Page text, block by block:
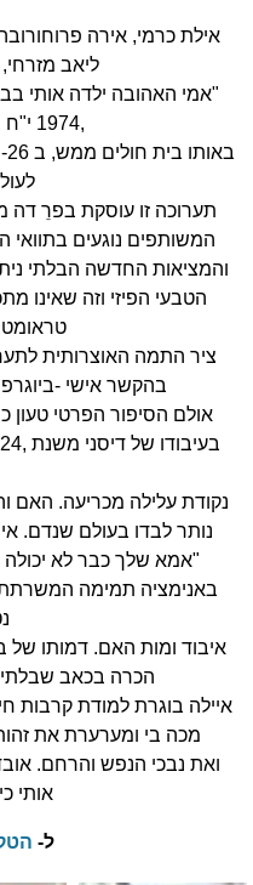
אילת כרמי, אירה
ליאב מזרחי,
,1974 י"ח בתשרי תשל"ה.
תערוכה זו עוסקת בפרֵ דה
המשותפים נוגעים בתוואי
והמציאות החדשה הבלתי
הטבעי הפיזי וזה שאינו
ציר התמה האוצרותית
בהקשר אישי -
אולם הסיפור הפרטי טעון
נקודת עלילה מכריעה. האם
נותר לבדו בעולם שנדם.
"אמא שלך כבר לא
באנימציה תמימה
איבוד ומות האם. דמותו של
הכרה בכאב שבלתי
איילה בוגרת למודת קרבות
מכה בי ומערערת את
ואת נבכי הנפש והרחם.
אותי
ל-
חדשות המחלקה